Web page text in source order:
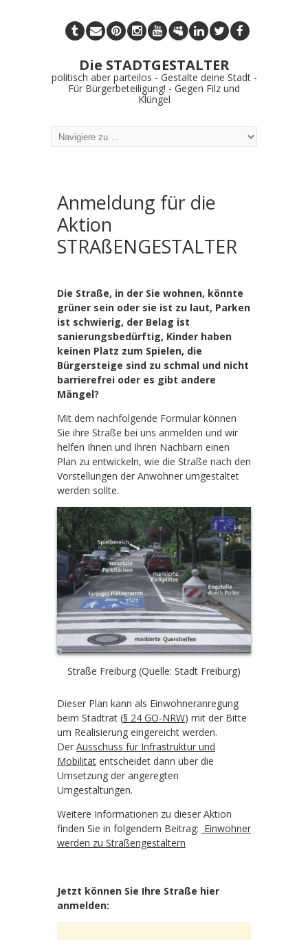
Die STADTGESTALTER
politisch aber parteilos - Gestalte deine Stadt -
Für Bürgerbeteiligung! - Gegen Filz und
Klüngel
Anmeldung für die
Aktion
STRAßENGESTALTER
Die Straße, in der Sie wohnen, könnte
grüner sein oder sie ist zu laut, Parken
ist schwierig, der Belag ist
sanierungsbedürftig, Kinder haben
keinen Platz zum Spielen, die
Bürgersteige sind zu schmal und nicht
barrierefrei oder es gibt andere
Mängel?
Mit dem nachfolgende Formular können
Sie ihre Straße bei uns anmelden und wir
helfen Ihnen und Ihren Nachbarn einen
Plan zu entwickeln, wie die Straße nach den
Vorstellungen der Anwohner umgestaltet
werden sollte.
Straße Freiburg (Quelle: Stadt Freiburg)
Dieser Plan kann als Einwohneranregung
beim Stadtrat (§ 24 GO-NRW) mit der Bitte
um Realisierung eingereicht werden.
Der Ausschuss für Infrastruktur und
Mobilität entscheidet dann über die
Umsetzung der angeregten
Umgestaltungen.
Weitere Informationen zu dieser Aktion
finden Sie in folgendem Beitrag: Einwohner
werden zu Straßengestaltern
Jetzt können Sie Ihre Straße hier
anmelden: